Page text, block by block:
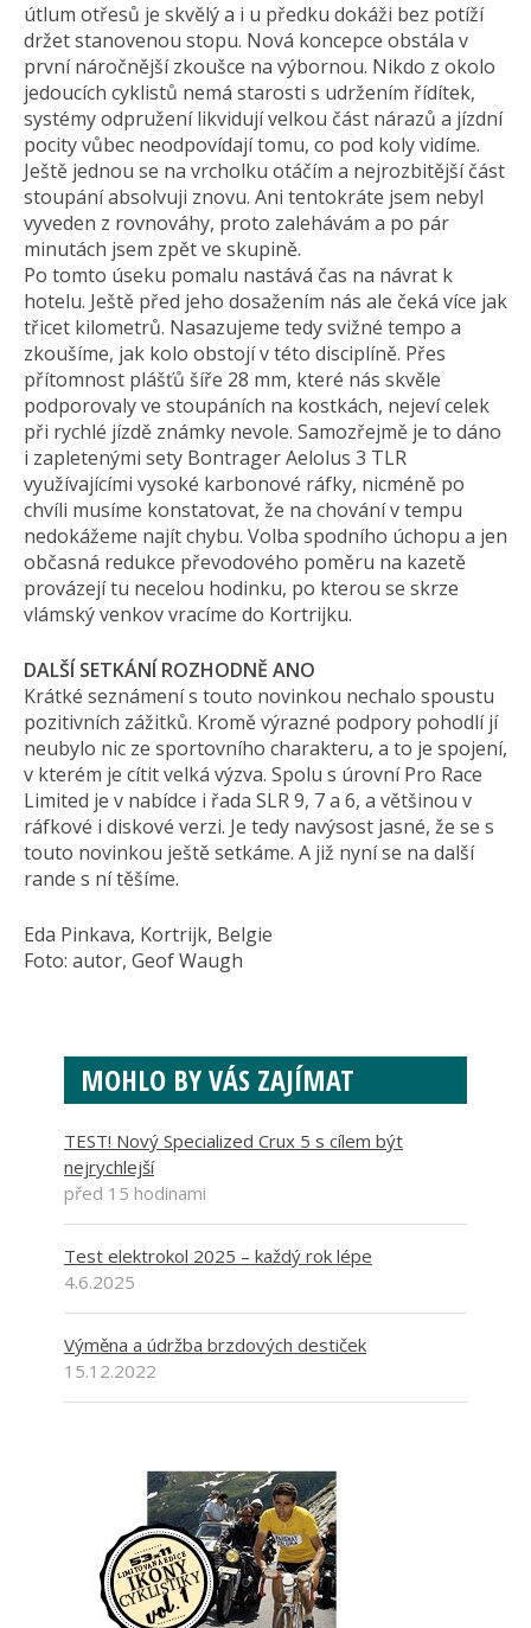
útlum otřesů je skvělý a i u předku dokáži bez potíží
držet stanovenou stopu. Nová koncepce obstála v
první náročnější zkoušce na výbornou. Nikdo z okolo
jedoucích cyklistů nemá starosti s udržením řídítek,
systémy odpružení likvidují velkou část nárazů a jízdní
pocity vůbec neodpovídají tomu, co pod koly vidíme.
Ještě jednou se na vrcholku otáčím a nejrozbitější část
stoupání absolvuji znovu. Ani tentokráte jsem nebyl
vyveden z rovnováhy, proto zalehávám a po pár
minutách jsem zpět ve skupině.
Po tomto úseku pomalu nastává čas na návrat k
hotelu. Ještě před jeho dosažením nás ale čeká více jak
třicet kilometrů. Nasazujeme tedy svižné tempo a
zkoušíme, jak kolo obstojí v této disciplíně. Přes
přítomnost plášťů šíře 28 mm, které nás skvěle
podporovaly ve stoupáních na kostkách, nejeví celek
při rychlé jízdě známky nevole. Samozřejmě je to dáno
i zapletenými sety Bontrager Aelolus 3 TLR
využívajícími vysoké karbonové ráfky, nicméně po
chvíli musíme konstatovat, že na chování v tempu
nedokážeme najít chybu. Volba spodního úchopu a jen
občasná redukce převodového poměru na kazetě
provázejí tu necelou hodinku, po kterou se skrze
vlámský venkov vracíme do Kortrijku.
DALŠÍ SETKÁNÍ ROZHODNĚ ANO
Krátké seznámení s touto novinkou nechalo spoustu
pozitivních zážitků. Kromě výrazné podpory pohodlí jí
neubylo nic ze sportovního charakteru, a to je spojení,
v kterém je cítit velká výzva. Spolu s úrovní Pro Race
Limited je v nabídce i řada SLR 9, 7 a 6, a většinou v
ráfkové i diskové verzi. Je tedy navýsost jasné, že se s
touto novinkou ještě setkáme. A již nyní se na další
rande s ní těšíme.
Eda Pinkava, Kortrijk, Belgie
Foto: autor, Geof Waugh
MOHLO BY VÁS ZAJÍMAT
TEST! Nový Specialized Crux 5 s cílem být
nejrychlejší
před 15 hodinami
Test elektrokol 2025 – každý rok lépe
4.6.2025
Výměna a údržba brzdových destiček
15.12.2022